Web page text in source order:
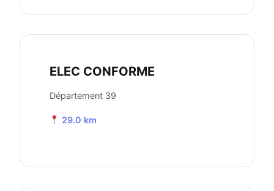
ELEC CONFORME
Département 39
29.0 km